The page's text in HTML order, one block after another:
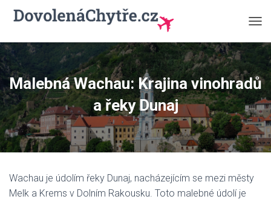
Ř
N
O
U
T
N
A
V
Malebná Wachau: Krajina vinohradů
a řeky Dunaj
Wachau je údolím řeky Dunaj, nacházejícím se mezi městy
Melk a Krems v Dolním Rakousku. Toto malebné údolí je